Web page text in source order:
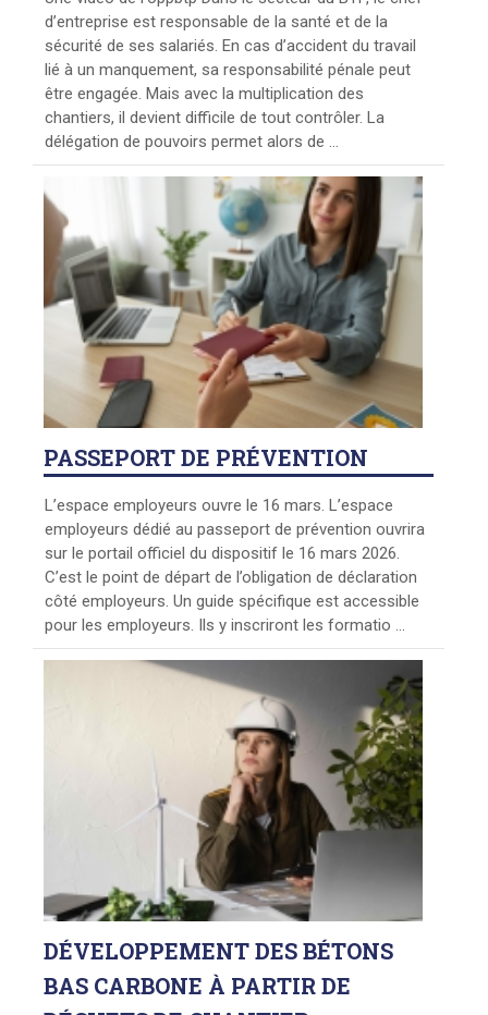
d’entreprise est responsable de la santé et de la
sécurité de ses salariés. En cas d’accident du travail
lié à un manquement, sa responsabilité pénale peut
être engagée. Mais avec la multiplication des
chantiers, il devient difficile de tout contrôler. La
délégation de pouvoirs permet alors de ...
PASSEPORTDE PRÉVENTION
L’espace employeurs ouvre le 16 mars. L’espace
employeurs dédié au passeport de prévention ouvrira
sur le portail officiel du dispositif le 16 mars 2026.
C’est le point de départ de l’obligation de déclaration
côté employeurs. Un guide spécifique est accessible
pour les employeurs. Ils y inscriront les formatio ...
DÉVELOPPEMENTDES BÉTONS
BAS CARBONE À PARTIR DE